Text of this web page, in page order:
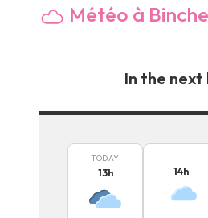
Météo à Binche
In the next
TODAY
13h 14h